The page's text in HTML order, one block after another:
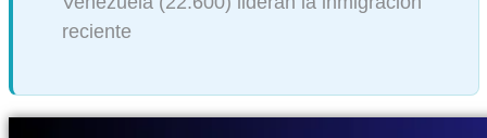
reciente